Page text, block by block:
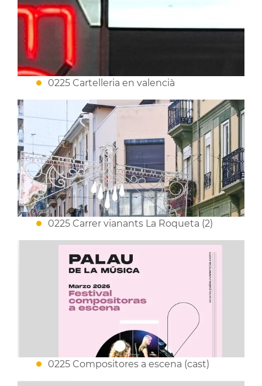
0225 Cartelleria en valencià
0225 Carrer vianants La Roqueta (2)
0225 Compositores a escena (cast)